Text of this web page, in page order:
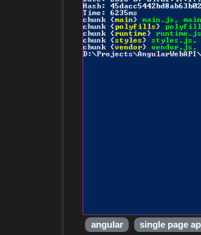
angular single page